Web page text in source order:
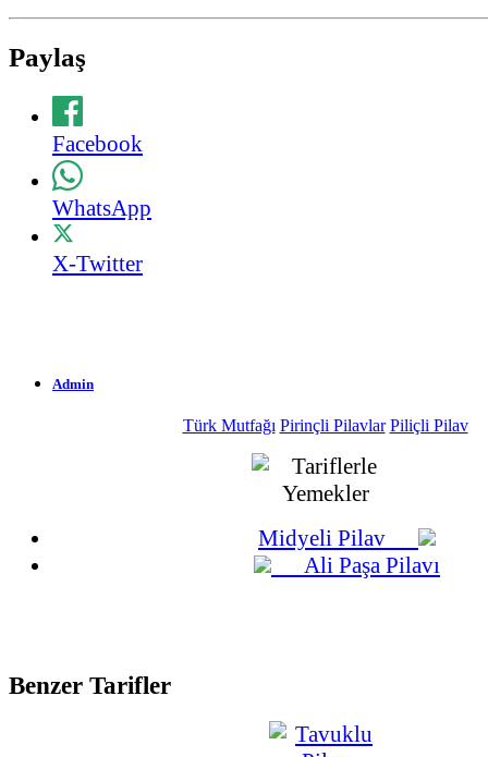
Paylaş
Facebook
WhatsApp
X-Twitter
Admin
Türk Mutfağı Pirinçli Pilavlar Piliçli Pilav
Midyeli Pilav
Ali Paşa Pilavı
Benzer Tarifler